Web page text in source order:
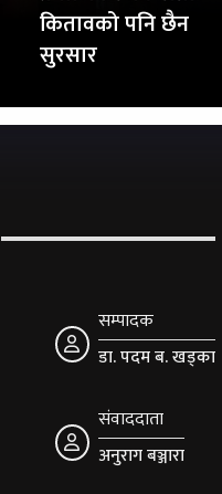
कितावको पनि छैन
सुरसार
सम्पादक
डा. पदम ब. खड्का
संवाददाता
अनुराग बञ्जारा